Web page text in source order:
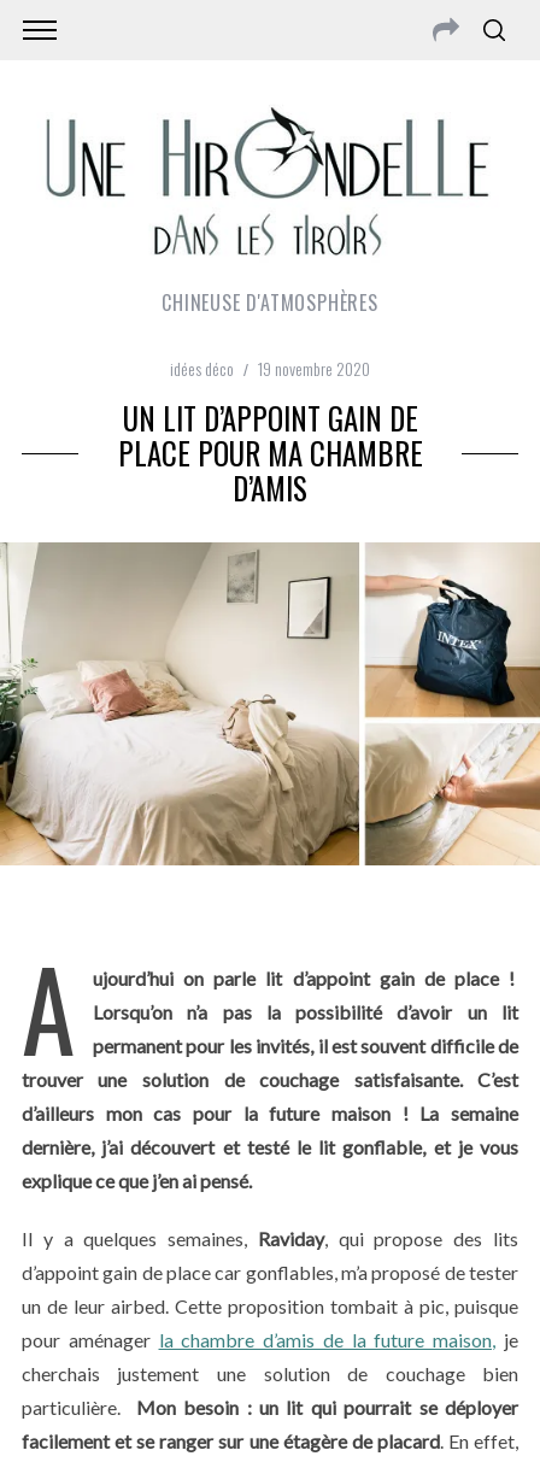
CHINEUSE D'ATMOSPHÈRES
idées déco 19 novembre 2020
UN LIT D’APPOINT GAIN DE
PLACE POUR MA CHAMBRE
D’AMIS
A
ujourd’hui on parle lit d’appoint gain de place !
Lorsqu’on n’a pas la possibilité d’avoir un lit
permanent pour les invités, il est souvent difficile de
trouver une solution de couchage satisfaisante. C’est
d’ailleurs mon cas pour la future maison ! La semaine
dernière, j’ai découvert et testé le lit gonflable, et je vous
explique ce que j’en ai pensé.
Il y a quelques semaines, Raviday, qui propose des lits
d’appoint gain de place car gonflables, m’a proposé de tester
un de leur airbed. Cette proposition tombait à pic, puisque
pour aménager la chambre d’amis de la future maison, je
cherchais justement une solution de couchage bien
particulière. Mon besoin : un lit qui pourrait se déployer
facilement et se ranger sur une étagère de placard. En effet,